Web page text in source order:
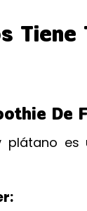
De
plátano